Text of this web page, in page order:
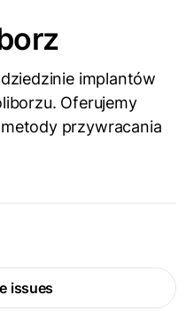
implantów
Oferujemy
przywracania
issues